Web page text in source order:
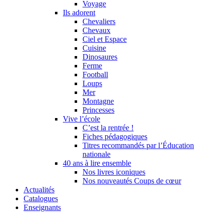
Voyage
Ils adorent
Chevaliers
Chevaux
Ciel et Espace
Cuisine
Dinosaures
Ferme
Football
Loups
Mer
Montagne
Princesses
Vive l’école
C’est la rentrée !
Fiches pédagogiques
Titres recommandés par l’Éducation
nationale
40 ans à lire ensemble
Nos livres iconiques
Nos nouveautés Coups de cœur
Actualités
Catalogues
Enseignants